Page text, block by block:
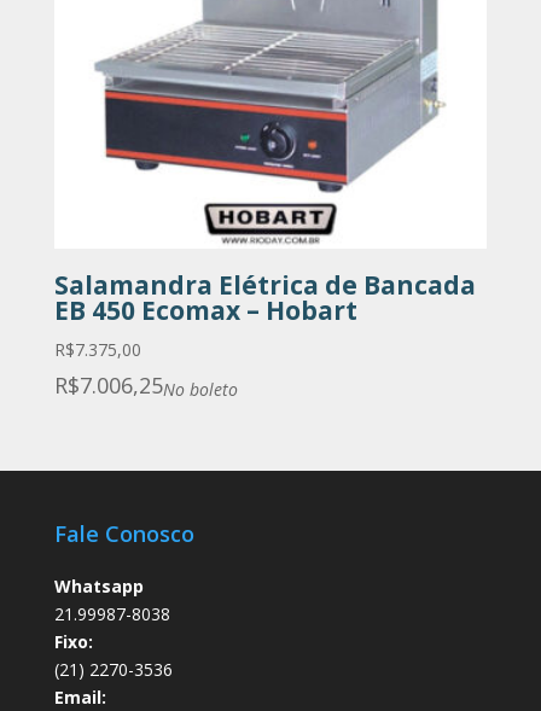
Salamandra Elétrica de Bancada
EB 450 Ecomax – Hobart
R$7.375,00
R$7.006,25No boleto
Fale Conosco
Whatsapp
21.99987-8038
Fixo:
(21) 2270-3536
Email: